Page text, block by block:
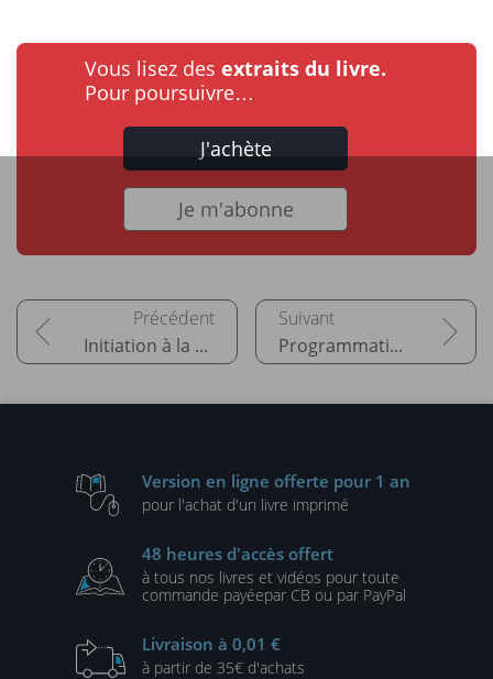
Vous lisez des extraits du livre.
Pour poursuivre…
J'achète
Je m'abonne
Initiation à la programmation concurrente Programmation asynchrone : avancée
Version en ligne offerte pour 1 an
pour l'achat d'un livre imprimé
48 heures d'accès offert
à tous nos livres et vidéos pour toute
commande payéepar CB ou par PayPal
Livraison à 0,01 €
à partir de 35€ d'achats